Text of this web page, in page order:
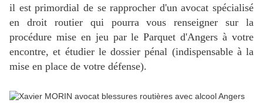
il est primordial de se rapprocher d'un avocat spécialisé
en droit routier qui pourra vous renseigner sur la
procédure mise en jeu par le Parquet d'Angers à votre
encontre, et étudier le dossier pénal (indispensable à la
mise en place de votre défense).